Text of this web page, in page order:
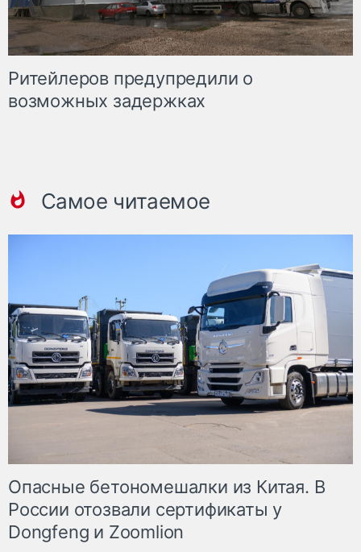
Ритейлеров предупредили о
возможных задержках
Самое читаемое
Опасные бетономешалки из Китая. В
России отозвали сертификаты у
Dongfeng и Zoomlion